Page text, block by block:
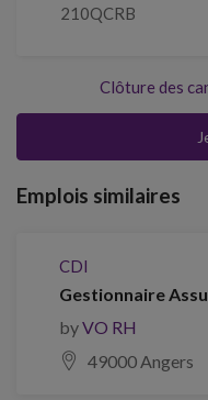
210QCRB
Clôture des
Emplois similaires
CDI
Gestionnaire
byVO RH
49000 Angers